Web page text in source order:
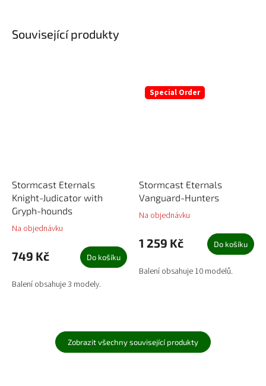
Související produkty
Stormcast Eternals
Knight-Judicator with
Gryph-hounds
Na objednávku
749 Kč Do košíku
Balení obsahuje 3 modely.
Special Order
Stormcast Eternals
Vanguard-Hunters
Na objednávku
1 259 Kč Do košíku
Balení obsahuje 10 modelů.
Zobrazit všechny související produkty